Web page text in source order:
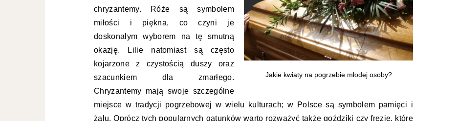
Jakie kwiaty na pogrzebie młodej osoby?
chryzantemy. Róże są symbolem
miłości i piękna, co czyni je
doskonałym wyborem na tę smutną
okazję. Lilie natomiast są często
kojarzone z czystością duszy oraz
szacunkiem dla zmarłego.
Chryzantemy mają swoje szczególne
miejsce w tradycji pogrzebowej w wielu kulturach; w Polsce są symbolem pamięci i
żalu. Oprócz tych popularnych gatunków warto rozważyć także goździki czy frezje, które